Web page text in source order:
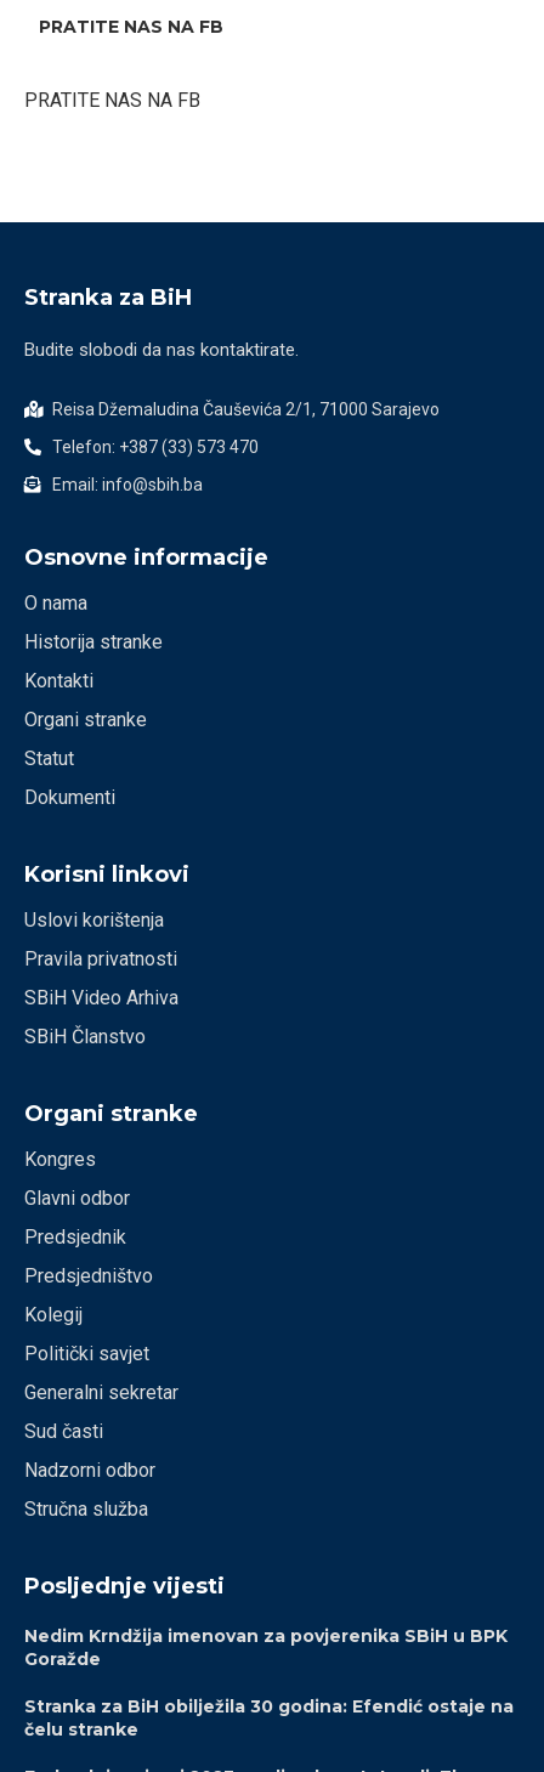
PRATITE NAS NA FB
PRATITE NAS NA FB
Stranka za BiH
Budite slobodi da nas kontaktirate.
Reisa Džemaludina Čauševića 2/1, 71000 Sarajevo
Telefon: +387 (33) 573 470
Email: info@sbih.ba
Osnovne informacije
O nama
Historija stranke
Kontakti
Organi stranke
Statut
Dokumenti
Korisni linkovi
Uslovi korištenja
Pravila privatnosti
SBiH Video Arhiva
SBiH Članstvo
Organi stranke
Kongres
Glavni odbor
Predsjednik
Predsjedništvo
Kolegij
Politički savjet
Generalni sekretar
Sud časti
Nadzorni odbor
Stručna služba
Posljednje vijesti
Nedim Krndžija imenovan za povjerenika SBiH u BPK
Goražde
Stranka za BiH obilježila 30 godina: Efendić ostaje na
čelu stranke